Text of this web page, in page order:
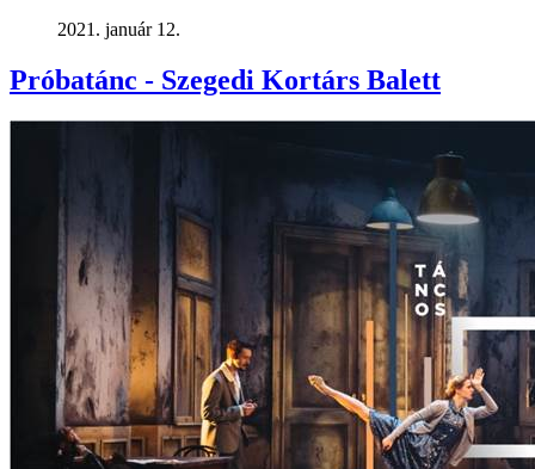
2021. január 12.
Próbatánc - Szegedi Kortárs Balett